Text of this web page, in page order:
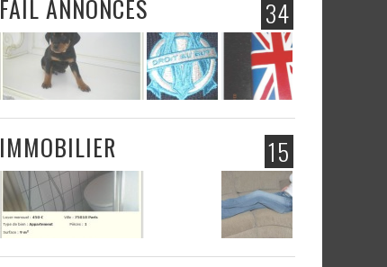
34
FAIL ANNONCES
15
IMMOBILIER